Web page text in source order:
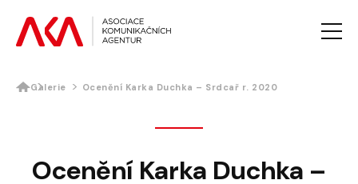
VZDĚLÁVÁNÍ
Galerie Ocenění Karka Duchka – Srdcař r. 2020
Ocenění Karka Duchka –